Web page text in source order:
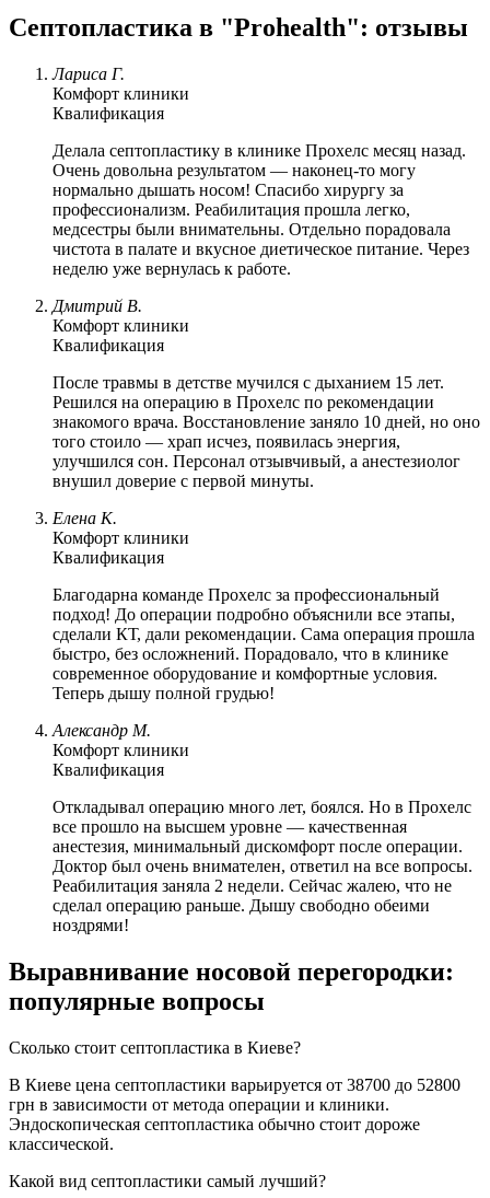
Септопластика в "Prohealth": отзывы
Лариса Г.
Комфорт клиники
Квалификация
Делала септопластику в клинике Прохелс месяц назад.
Очень довольна результатом — наконец-то могу
нормально дышать носом! Спасибо хирургу за
профессионализм. Реабилитация прошла легко,
медсестры были внимательны. Отдельно порадовала
чистота в палате и вкусное диетическое питание. Через
неделю уже вернулась к работе.
Дмитрий В.
Комфорт клиники
Квалификация
После травмы в детстве мучился с дыханием 15 лет.
Решился на операцию в Прохелс по рекомендации
знакомого врача. Восстановление заняло 10 дней, но оно
того стоило — храп исчез, появилась энергия,
улучшился сон. Персонал отзывчивый, а анестезиолог
внушил доверие с первой минуты.
Елена К.
Комфорт клиники
Квалификация
Благодарна команде Прохелс за профессиональный
подход! До операции подробно объяснили все этапы,
сделали КТ, дали рекомендации. Сама операция прошла
быстро, без осложнений. Порадовало, что в клинике
современное оборудование и комфортные условия.
Теперь дышу полной грудью!
Александр М.
Комфорт клиники
Квалификация
Откладывал операцию много лет, боялся. Но в Прохелс
все прошло на высшем уровне — качественная
анестезия, минимальный дискомфорт после операции.
Доктор был очень внимателен, ответил на все вопросы.
Реабилитация заняла 2 недели. Сейчас жалею, что не
сделал операцию раньше. Дышу свободно обеими
ноздрями!
Выравнивание носовой перегородки:
популярные вопросы
Сколько стоит септопластика в Киеве?
В Киеве цена септопластики варьируется от 38700 до 52800
грн в зависимости от метода операции и клиники.
Эндоскопическая септопластика обычно стоит дороже
классической.
Какой вид септопластики самый лучший?